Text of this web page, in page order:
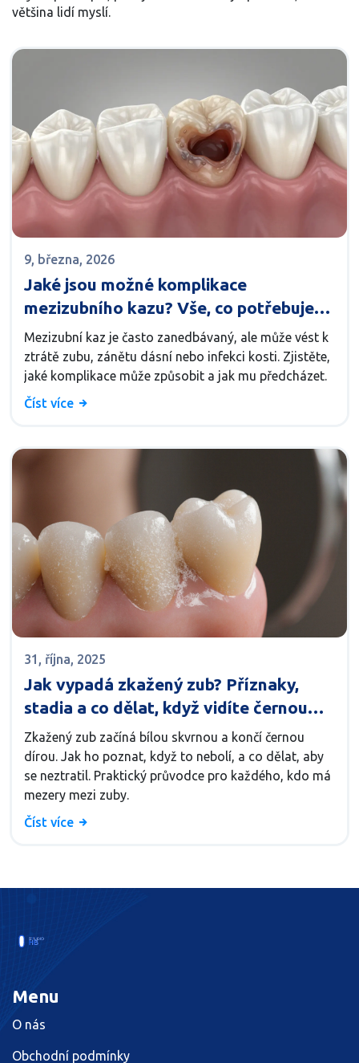
většina lidí myslí.
9, března, 2026
Jaké jsou možné komplikace
mezizubního kazu? Vše, co potřebujete
vědět
Mezizubní kaz je často zanedbávaný, ale může vést k
ztrátě zubu, zánětu dásní nebo infekci kosti. Zjistěte,
jaké komplikace může způsobit a jak mu předcházet.
Číst více
31, října, 2025
Jak vypadá zkažený zub? Příznaky,
stadia a co dělat, když vidíte černou
díru
Zkažený zub začíná bílou skvrnou a končí černou
dírou. Jak ho poznat, když to nebolí, a co dělat, aby
se neztratil. Praktický průvodce pro každého, kdo má
mezery mezi zuby.
Číst více
Menu
O nás
Obchodní podmínky